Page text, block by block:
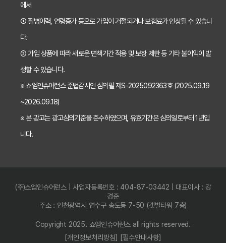
치아보험 비교사이트 활용법: 숨겨진 보장까지 꼼꼼하게 찾는 꿀팁
치아보험 비교사이트 활용법: 숨은 꿀팁 대방출! 보험료 절약 노하우
5분 만에 끝내는 치아보험 비교! 나에게 딱 맞는 보험 찾고 숨은 혜택까지 챙기기
에서
① 질병이력, 연령증가 등으로 가입이 거절되거나 보험료가 인상될 수 있습니
다.
② 가입 상품에 따라 새로운 면책기간 적용 및 보장 제한 등 기타 불이익이 발
생할 수 있습니다.
※ 쇼엠인슈어런스 준법감시인 심의필 제S-2025092363호 (2025.09.19
~2026.09.18)
※ 본 광고는 광고심의기준을 준수하였으며, 유효기간은 심의일로부터 1년입
니다.
(주)쇼엠인슈어런스 | 사업자등록번호 : 404-87-03442 | 대표이사 : 강
경준
주소 : 인천광역시 연수구 송도동 7-50 (갯벌타워 7층)
Copyright 2025. 쇼엠인슈어런스 all rights reserved.
[개인정보처리방침] [필수안내사항]